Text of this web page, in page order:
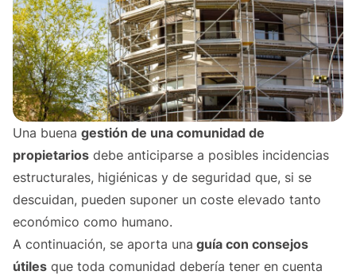
Una buena gestión de una comunidad de
propietarios debe anticiparse a posibles incidencias
estructurales, higiénicas y de seguridad que, si se
descuidan, pueden suponer un coste elevado tanto
económico como humano.
A continuación, se aporta una guía con consejos
útiles que toda comunidad debería tener en cuenta